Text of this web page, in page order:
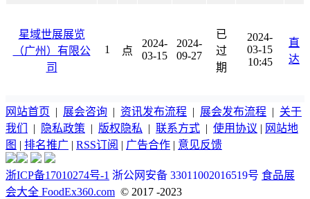
星域世展展览
（广州）有限公
司
1 点
2024-
03-15
2024-
09-27
已
过
期
2024-
03-15
10:45
直
达
网站首页 | 展会咨询 | 资讯发布流程 | 展会发布流程 | 关于
我们
| 隐私政策 | 版权隐私 | 联系方式 | 使用协议 | 网站地
图 | 排名推广 | RSS订阅 | 广告合作 | 意见反馈
浙ICP备17010274号-1 浙公网安备 33011002016519号 食品展
会大全 FoodEx360.com © 2017 -2023